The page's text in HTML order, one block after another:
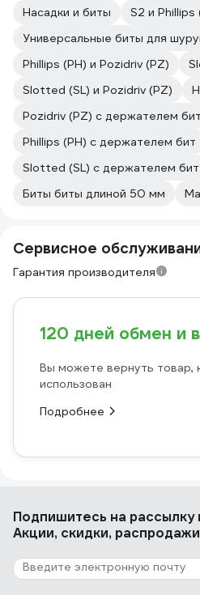
Насадки и биты S2 и Phillips
Универсальные биты для
Phillips (PH) и Pozidriv (PZ)
Slotted (SL) и Pozidriv (PZ)
Pozidriv (PZ) с держателем бит
Phillips (PH) с держателем бит
Slotted (SL) с держателем бит
Биты биты длиной 50 мм
Сервисное
Гарантия производителя
120 дней обмен и
Вы можете вернуть товар,
использован
Подробнее
Подпишитесь на рассылку
Акции, скидки,